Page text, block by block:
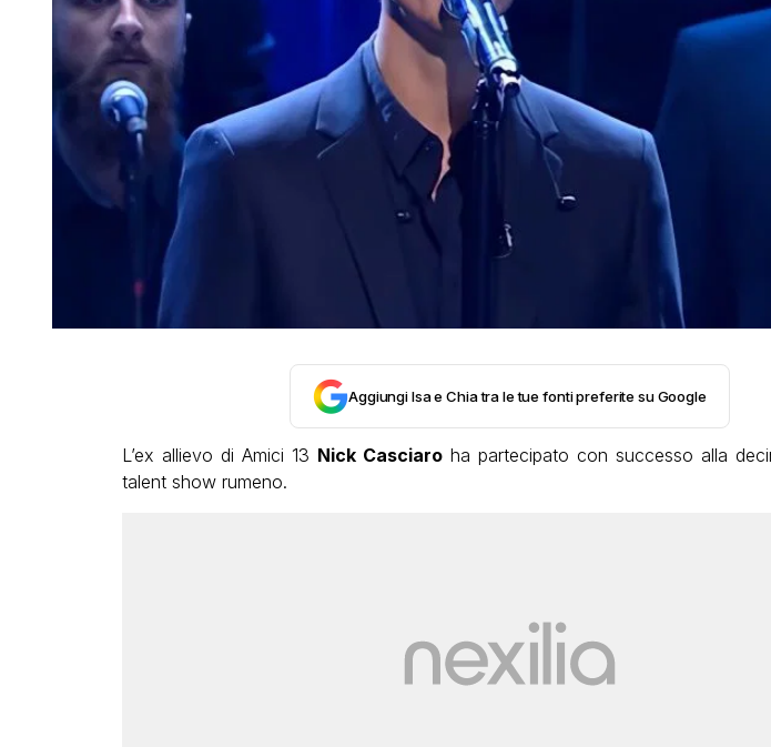
Aggiungi Isa e Chia tra le tue fonti preferite su Google
L’ex allievo di Amici 13 Nick Casciaroha partecipato con successo alla
talent show rumeno.